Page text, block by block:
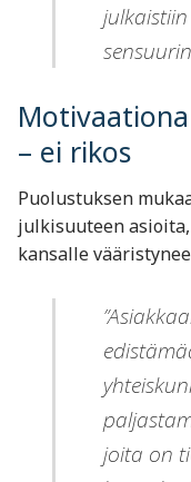
– ei rikos
Puolustuksen
julkisuuteen
kansalle
joita on